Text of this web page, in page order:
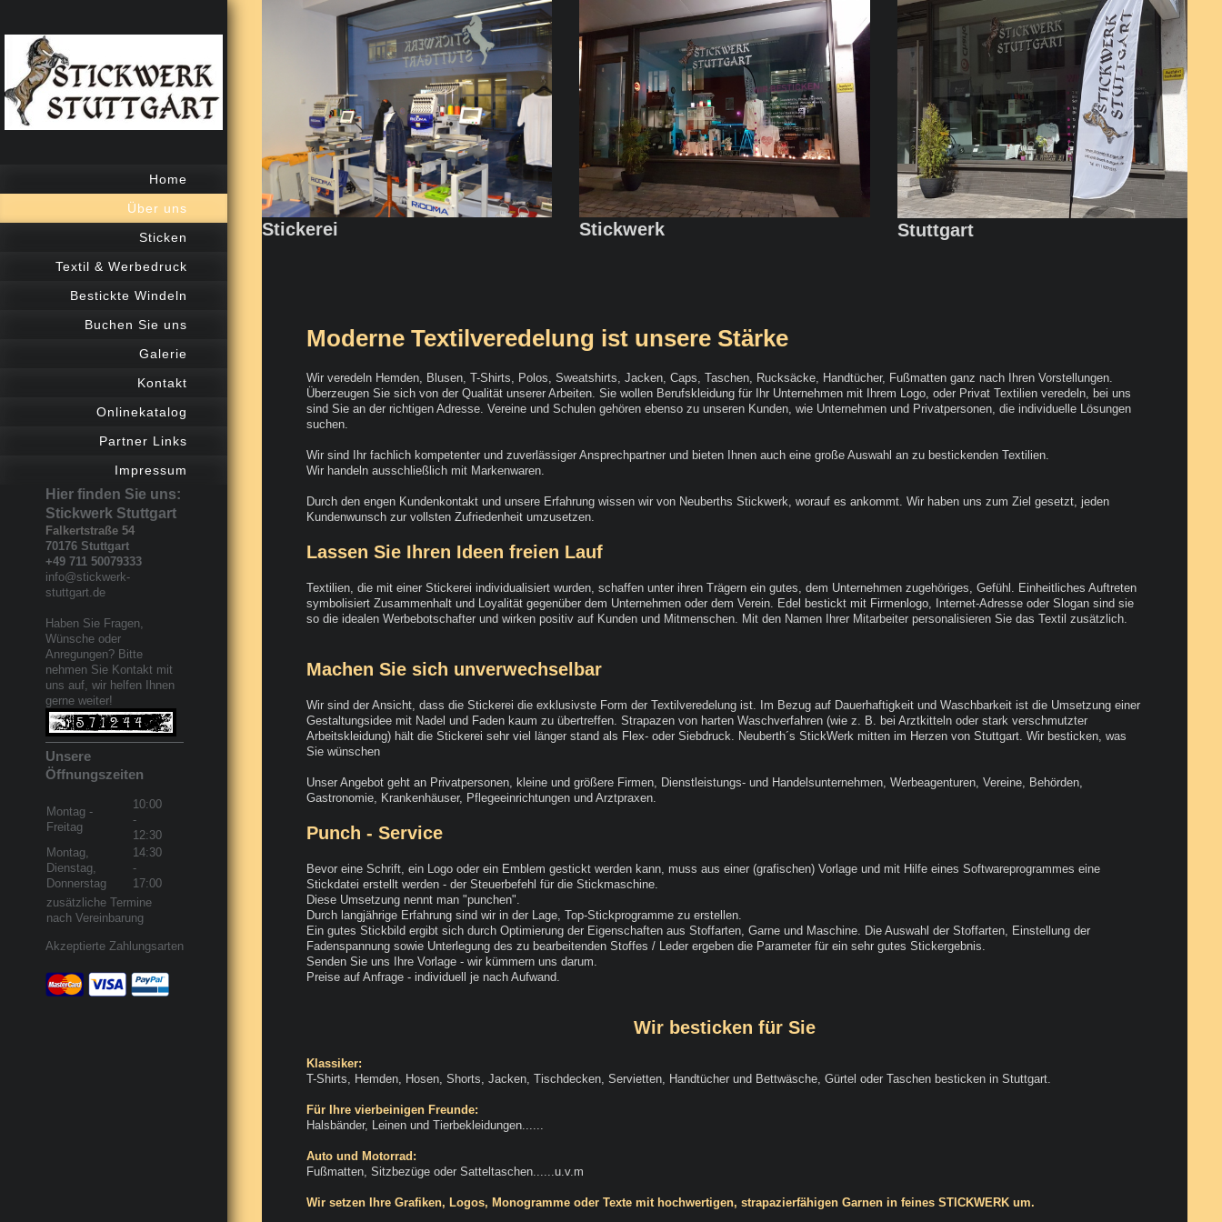
Home
Über uns
Sticken
Textil & Werbedruck
Bestickte Windeln
Buchen Sie uns
Galerie
Kontakt
Onlinekatalog
Partner Links
Impressum
Hier finden Sie uns:
Stickwerk Stuttgart
Falkertstraße 54
70176 Stuttgart
+49 711 50079333
info@stickwerk-
stuttgart.de
Haben Sie Fragen,
Wünsche oder
Anregungen? Bitte
nehmen Sie Kontakt mit
uns auf, wir helfen Ihnen
gerne weiter!
Unsere
Öffnungszeiten
Montag -
Freitag
10:00
-
12:30
Montag,
Dienstag,
Donnerstag
14:30
-
17:00
zusätzliche Termine
nach Vereinbarung
Akzeptierte Zahlungsarten
Stickerei Stickwerk Stuttgart
Moderne Textilveredelung ist unsere Stärke
Wir veredeln Hemden, Blusen, T-Shirts, Polos, Sweatshirts, Jacken, Caps, Taschen, Rucksäcke, Handtücher, Fußmatten ganz nach Ihren Vorstellungen.
Überzeugen Sie sich von der Qualität unserer Arbeiten. Sie wollen Berufskleidung für Ihr Unternehmen mit Ihrem Logo, oder Privat Textilien veredeln, bei uns
sind Sie an der richtigen Adresse. Vereine und Schulen gehören ebenso zu unseren Kunden, wie Unternehmen und Privatpersonen, die individuelle Lösungen
suchen.
Wir sind Ihr fachlich kompetenter und zuverlässiger Ansprechpartner und bieten Ihnen auch eine große Auswahl an zu bestickenden Textilien.
Wir handeln ausschließlich mit Markenwaren.
Durch den engen Kundenkontakt und unsere Erfahrung wissen wir von Neuberths Stickwerk, worauf es ankommt. Wir haben uns zum Ziel gesetzt, jeden
Kundenwunsch zur vollsten Zufriedenheit umzusetzen.
Lassen Sie Ihren Ideen freien Lauf
Textilien, die mit einer Stickerei individualisiert wurden, schaffen unter ihren Trägern ein gutes, dem Unternehmen zugehöriges, Gefühl. Einheitliches Auftreten
symbolisiert Zusammenhalt und Loyalität gegenüber dem Unternehmen oder dem Verein. Edel bestickt mit Firmenlogo, Internet-Adresse oder Slogan sind sie
so die idealen Werbebotschafter und wirken positiv auf Kunden und Mitmenschen. Mit den Namen Ihrer Mitarbeiter personalisieren Sie das Textil zusätzlich.
Machen Sie sich unverwechselbar
Wir sind der Ansicht, dass die Stickerei die exklusivste Form der Textilveredelung ist. Im Bezug auf Dauerhaftigkeit und Waschbarkeit ist die Umsetzung einer
Gestaltungsidee mit Nadel und Faden kaum zu übertreffen. Strapazen von harten Waschverfahren (wie z. B. bei Arztkitteln oder stark verschmutzter
Arbeitskleidung) hält die Stickerei sehr viel länger stand als Flex- oder Siebdruck. Neuberth´s StickWerk mitten im Herzen von Stuttgart. Wir besticken, was
Sie wünschen
Unser Angebot geht an Privatpersonen, kleine und größere Firmen, Dienstleistungs- und Handelsunternehmen, Werbeagenturen, Vereine, Behörden,
Gastronomie, Krankenhäuser, Pflegeeinrichtungen und Arztpraxen.
Punch - Service
Bevor eine Schrift, ein Logo oder ein Emblem gestickt werden kann, muss aus einer (grafischen) Vorlage und mit Hilfe eines Softwareprogrammes eine
Stickdatei erstellt werden - der Steuerbefehl für die Stickmaschine.
Diese Umsetzung nennt man "punchen".
Durch langjährige Erfahrung sind wir in der Lage, Top-Stickprogramme zu erstellen.
Ein gutes Stickbild ergibt sich durch Optimierung der Eigenschaften aus Stoffarten, Garne und Maschine. Die Auswahl der Stoffarten, Einstellung der
Fadenspannung sowie Unterlegung des zu bearbeitenden Stoffes / Leder ergeben die Parameter für ein sehr gutes Stickergebnis.
Senden Sie uns Ihre Vorlage - wir kümmern uns darum.
Preise auf Anfrage - individuell je nach Aufwand.
Wir besticken für Sie
Klassiker:
T-Shirts, Hemden, Hosen, Shorts, Jacken, Tischdecken, Servietten, Handtücher und Bettwäsche, Gürtel oder Taschen besticken in Stuttgart.
Für Ihre vierbeinigen Freunde:
Halsbänder, Leinen und Tierbekleidungen......
Auto und Motorrad:
Fußmatten, Sitzbezüge oder Satteltaschen......u.v.m
Wir setzen Ihre Grafiken, Logos, Monogramme oder Texte mit hochwertigen, strapazierfähigen Garnen in feines STICKWERK um.